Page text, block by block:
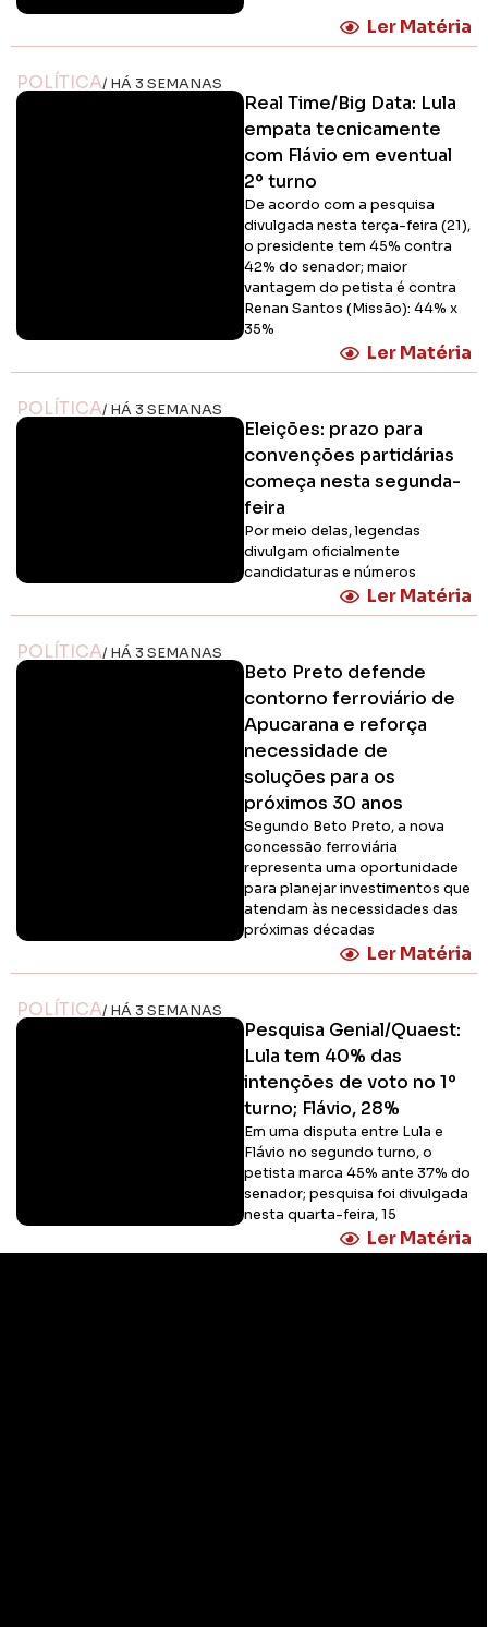
Ler Matéria
POLÍTICA/ HÁ 3 SEMANAS
Real Time/Big Data: Lula
empata tecnicamente
com Flávio em eventual
2º turno
De acordo com a pesquisa
divulgada nesta terça-feira (21),
o presidente tem 45% contra
42% do senador; maior
vantagem do petista é contra
Renan Santos (Missão): 44% x
35%
Ler Matéria
POLÍTICA/ HÁ 3 SEMANAS
Eleições: prazo para
convenções partidárias
começa nesta segunda-
feira
Por meio delas, legendas
divulgam oficialmente
candidaturas e números
Ler Matéria
POLÍTICA/ HÁ 3 SEMANAS
Beto Preto defende
contorno ferroviário de
Apucarana e reforça
necessidade de
soluções para os
próximos 30 anos
Segundo Beto Preto, a nova
concessão ferroviária
representa uma oportunidade
para planejar investimentos que
atendam às necessidades das
próximas décadas
Ler Matéria
POLÍTICA/ HÁ 3 SEMANAS
Pesquisa Genial/Quaest:
Lula tem 40% das
intenções de voto no 1º
turno; Flávio, 28%
Em uma disputa entre Lula e
Flávio no segundo turno, o
petista marca 45% ante 37% do
senador; pesquisa foi divulgada
nesta quarta-feira, 15
Ler Matéria